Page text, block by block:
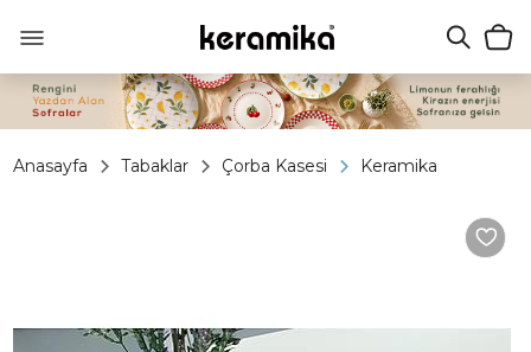
Anasayfa Tabaklar Çorba Kasesi Keramika